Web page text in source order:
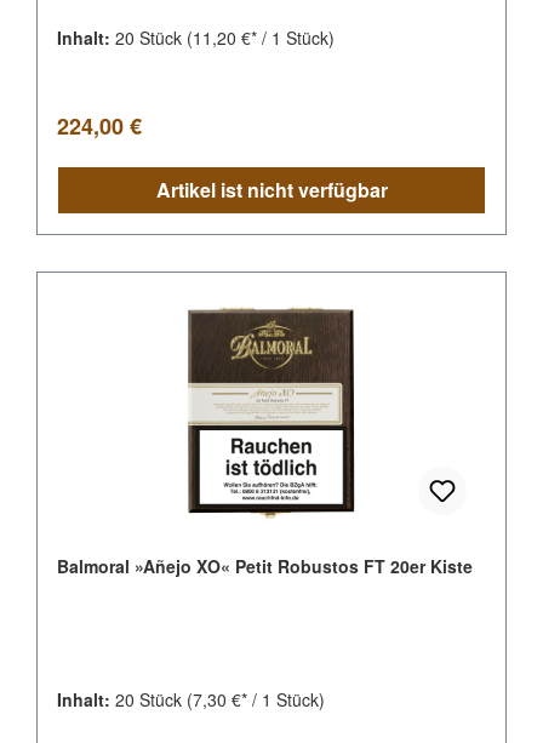
Inhalt: 20 Stück (11,20 €* / 1 Stück)
Regulärer Preis:
224,00 €
Artikel ist nicht verfügbar
Balmoral »Añejo XO« Petit Robustos FT 20er Kiste
Inhalt: 20 Stück (7,30 €* / 1 Stück)